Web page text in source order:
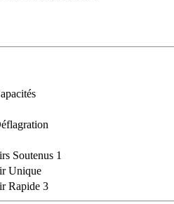
Soutenus 1
Unique
Rapide 3